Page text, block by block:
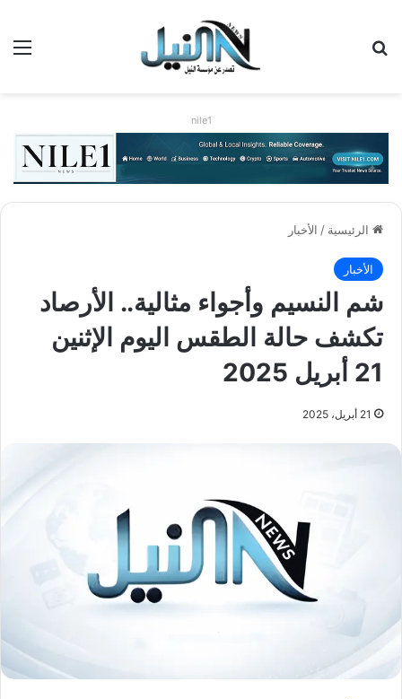
nile1
الرئيسية / الأخبار
الأخبار
شم النسيم وأجواء مثالية.. الأرصاد
تكشف حالة الطقس اليوم الإثنين
21 أبريل 2025
21 أبريل، 2025